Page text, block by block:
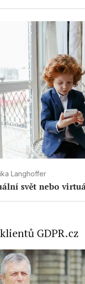
Langhoffer
svět nebo
GDPR.cz